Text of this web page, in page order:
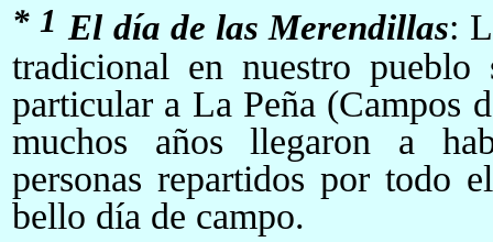
* 1 El día de las Merendillas:
tradicional en nuestro
particular a La Peña (Campos
muchos años llegaron a
personas repartidos por todo
bello día de campo.